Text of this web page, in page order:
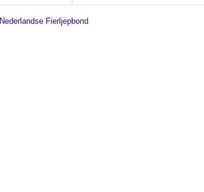
Nederlandse Fierljepbond